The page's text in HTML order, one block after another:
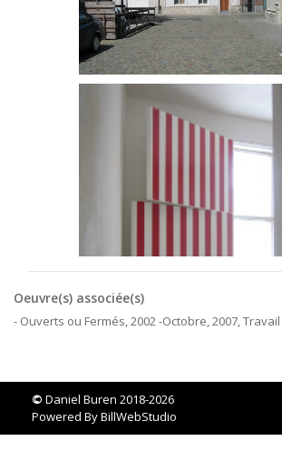
Oeuvre(s) associée(s)
- Ouverts ou Fermés, 2002 -Octobre, 2007,
© Daniel Buren 2018-2026
Powered ByBillWebStudio